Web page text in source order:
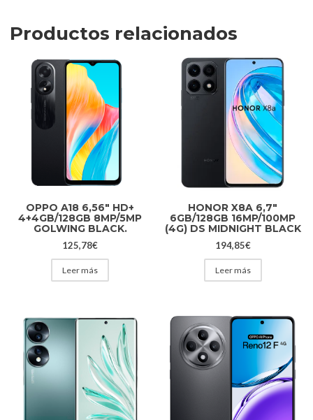
Productos relacionados
OPPO A18 6,56″ HD+
4+4GB/128GB 8MP/5MP
GOLWING BLACK.
125,78€
Leer más
HONOR X8A 6,7″
6GB/128GB 16MP/100MP
(4G) DS MIDNIGHT BLACK
194,85€
Leer más